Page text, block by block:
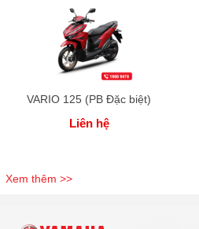
VARIO 125 (PB Đặc biệt)
Liên hệ
Xem thêm >>